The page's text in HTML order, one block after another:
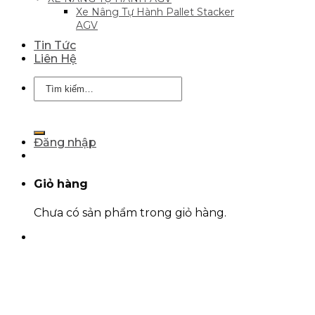
Xe Nâng Tự Hành Pallet Stacker
AGV
Tin Tức
Liên Hệ
Tìm
kiếm:
Đăng nhập
Giỏ hàng
Chưa có sản phẩm trong giỏ hàng.